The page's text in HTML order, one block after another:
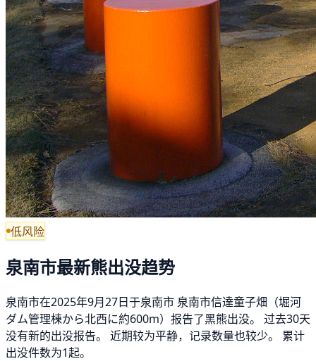
低风险
泉南市最新熊出没趋势
泉南市在2025年9月27日于泉南市 泉南市信達童子畑（堀河
ダム管理棟から北西に約600m）报告了黑熊出没。 过去30天
没有新的出没报告。 近期较为平静，记录数量也较少。 累计
出没件数为1起。